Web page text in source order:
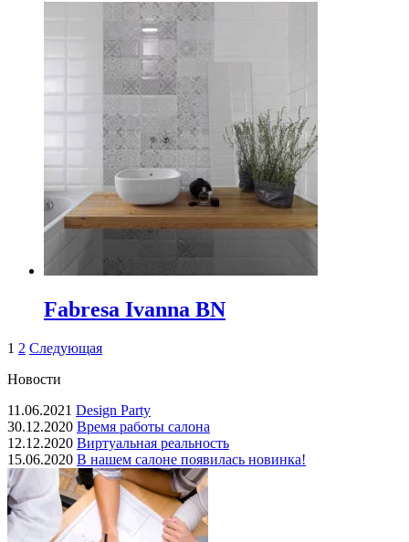
Fabresa Ivanna BN
1 2 Следующая
Новости
11.06.2021 Design Party
30.12.2020 Время работы салона
12.12.2020 Виртуальная реальность
15.06.2020 В нашем салоне появилась новинка!